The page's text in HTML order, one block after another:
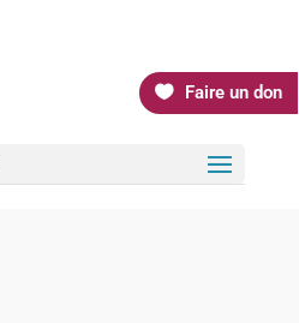
Faire un don